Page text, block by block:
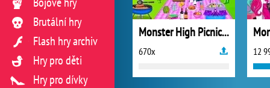
Monster High Picnic Party
670x 12
Brutální hry
Flash hry archiv
Hry pro děti
Hry pro dívky